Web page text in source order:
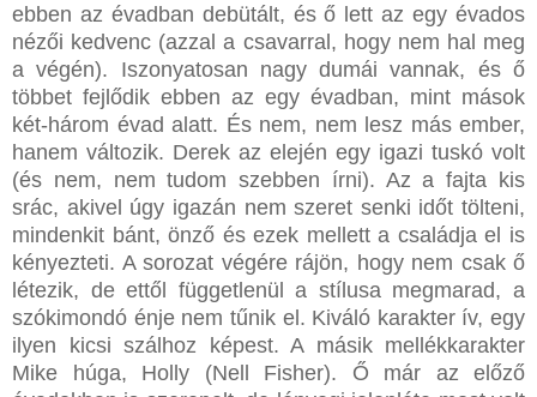
ebben az évadban debütált, és ő lett az egy évados
nézői kedvenc (azzal a csavarral, hogy nem hal meg
a végén). Iszonyatosan nagy dumái vannak, és ő
többet fejlődik ebben az egy évadban, mint mások
két-három évad alatt. És nem, nem lesz más ember,
hanem változik. Derek az elején egy igazi tuskó volt
(és nem, nem tudom szebben írni). Az a fajta kis
srác, akivel úgy igazán nem szeret senki időt tölteni,
mindenkit bánt, önző és ezek mellett a családja el is
kényezteti. A sorozat végére rájön, hogy nem csak ő
létezik, de ettől függetlenül a stílusa megmarad, a
szókimondó énje nem tűnik el. Kiváló karakter ív, egy
ilyen kicsi szálhoz képest. A másik mellékkarakter
Mike húga, Holly (Nell Fisher). Ő már az előző